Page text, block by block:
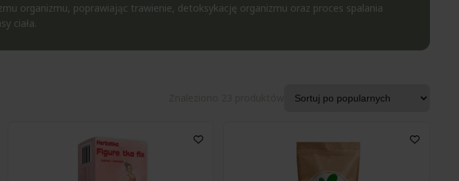
organizmu, poprawiając trawienie, detoksykację organizmu oraz proces spalania
ciała.